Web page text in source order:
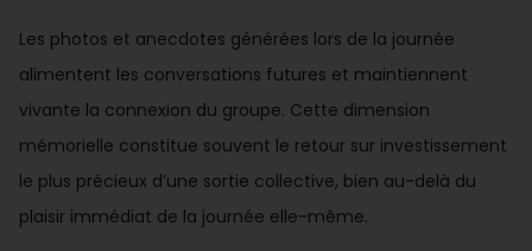
Les photos et anecdotes générées lors de la journée
alimentent les conversations futures et maintiennent
vivante la connexion du groupe. Cette dimension
mémorielle constitue souvent le retour sur investissement
le plus précieux d’une sortie collective, bien au-delà du
plaisir immédiat de la journée elle-même.